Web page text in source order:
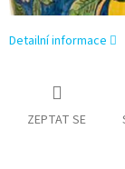
Detailní informace
ZEPTAT SE